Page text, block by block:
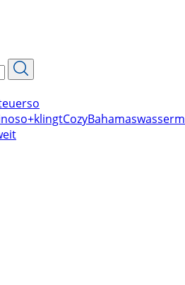
so
so+klingtCozyBahamas